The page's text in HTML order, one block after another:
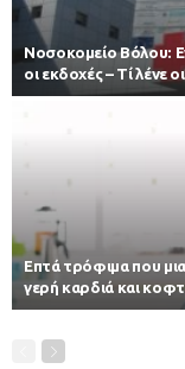
Νοσοκομείο Βόλου:
οι εκδοχές – Τί λένε
Επτά τρόφιμα που
γερή καρδιά και